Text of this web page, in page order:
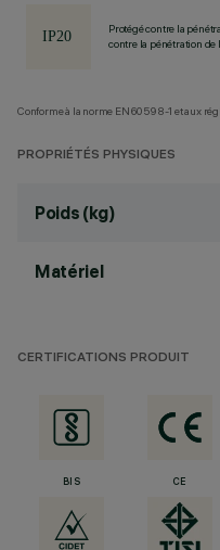
Protégé contre la
contre la pénétration de
Conforme à la norme EN60598-1 et aux
PROPRIÉTÉS PHYSIQUES
Poids (kg)
Matériel
CERTIFICATIONS PRODUIT
BIS CE